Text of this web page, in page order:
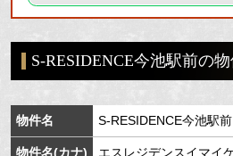
S-RESIDENCE今池駅前の
物件名 S-RESIDENCE今池駅前
物件名(カナ) エスレジデンスイマイ